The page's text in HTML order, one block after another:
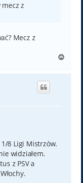
z
Mecz z
g
8 Ligi Mistrzów.
widziałem.
z PSV a